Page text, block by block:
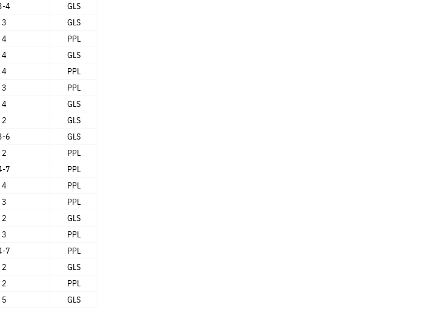
4
GLS
3
GLS
4
PPL
4
GLS
4
PPL
3
PPL
4
GLS
2
GLS
6
GLS
2
PPL
7
PPL
4
PPL
3
PPL
2
GLS
3
PPL
7
PPL
2
GLS
2
PPL
5 GLS